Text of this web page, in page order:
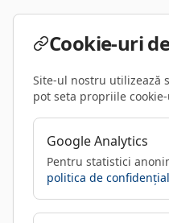
Cookie-uri
Site-ul nostru utilizează
pot seta propriile
Google Analytics
Pentru statistici
politica de